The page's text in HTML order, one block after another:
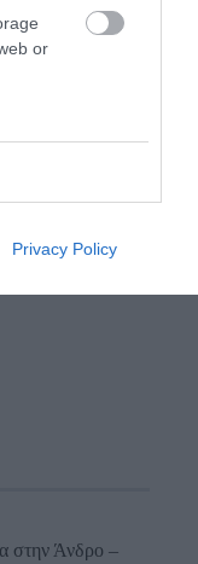
or
Privacy Policy
στην Άνδρο –